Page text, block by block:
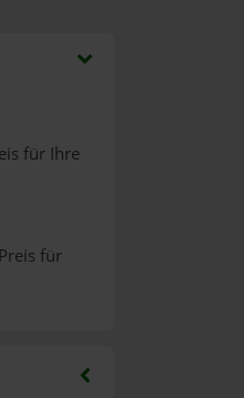
für Ihre
für